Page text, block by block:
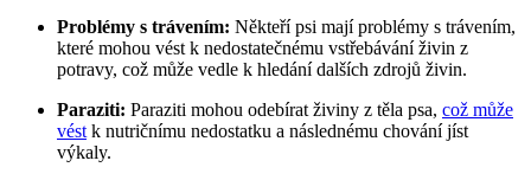
Problémy s trávením: Někteří psi mají problémy s trávením,
které mohou vést k nedostatečnému vstřebávání živin z
potravy, což může vedle k hledání dalších zdrojů živin.
Paraziti: Paraziti mohou odebírat živiny z těla psa, což může
vést k nutričnímu nedostatku a následnému chování jíst
výkaly.